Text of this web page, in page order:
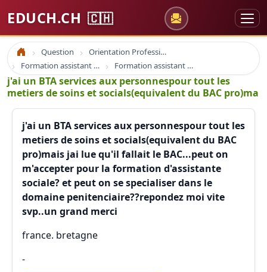
EDUCH.CH 🇨🇭
Accueil Question
Orientation Professionnelle
Formation assistant social
Formation assistant social
j'ai un BTA services aux personnespour tout les
metiers de soins et socials(equivalent du BAC pro)ma
j'ai un BTA services aux personnespour tout les
metiers de soins et socials(equivalent du BAC
pro)mais jai lue qu'il fallait le BAC...peut on
m'accepter pour la formation d'assistante
sociale? et peut on se specialiser dans le
domaine penitenciaire??repondez moi vite
svp..un grand merci
france. bretagne
-